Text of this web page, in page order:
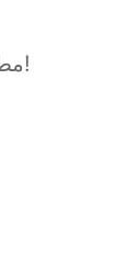
مطار حول العالم!